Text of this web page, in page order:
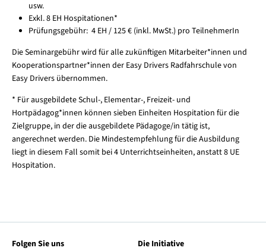
usw.
Exkl. 8 EH Hospitationen*
Prüfungsgebühr: 4 EH / 125 € (inkl. MwSt.) pro TeilnehmerIn
Die Seminargebühr wird für alle zukünftigen Mitarbeiter*innen und
Kooperationspartner*innen der Easy Drivers Radfahrschule von
Easy Drivers übernommen.
* Für ausgebildete Schul-, Elementar-, Freizeit- und
Hortpädagog*innen können sieben Einheiten Hospitation für die
Zielgruppe, in der die ausgebildete Pädagoge/in tätig ist,
angerechnet werden. Die Mindestempfehlung für die Ausbildung
liegt in diesem Fall somit bei 4 Unterrichtseinheiten, anstatt 8 UE
Hospitation.
Folgen Sie uns
Die Initiative